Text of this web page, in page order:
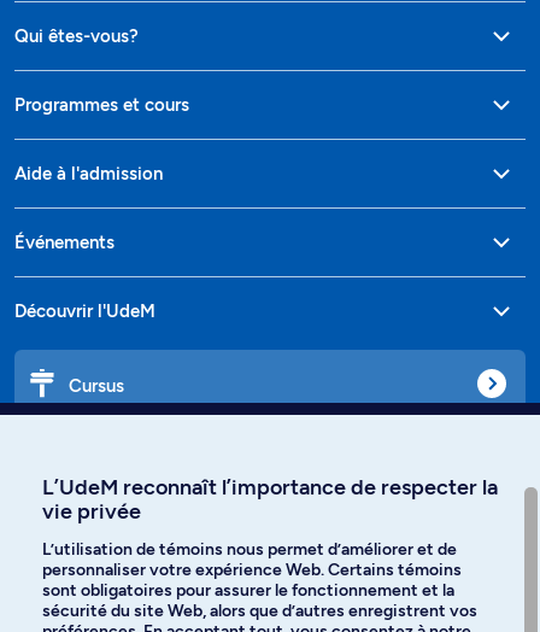
Qui êtes-vous?
Programmes et cours
Aide à l'admission
Événements
Découvrir l'UdeM
Cursus
Langues
L’UdeM reconnaît l’importance de respecter la
vie privée
L’utilisation de témoins nous permet d’améliorer et de
personnaliser votre expérience Web. Certains témoins
sont obligatoires pour assurer le fonctionnement et la
sécurité du site Web, alors que d’autres enregistrent vos